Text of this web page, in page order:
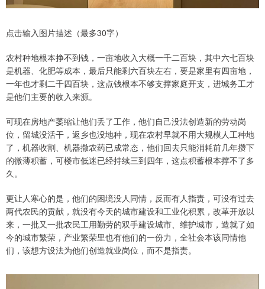
点击输入图片描述（最多30字）
农村种地根本挣不到钱，一亩地收入大概一千二百块，其中六七百块
是机器、化肥等成本，最后只能剩六百块左右，要是家里有四亩地，
一年也才剩二千四百块，这点钱根本不够支撑家庭开支，进城务工才
是他们主要的收入来源。
可现在房地产萎缩让他们丢了工作，他们自己没法创造新的劳动岗
位，留城没活干，返乡也没地种，现在农村早就不用大规模人工种地
了，机器收割、机器撒农药已成常态，他们回去只能消耗前几年攒下
的微薄积蓄，可楼市低迷已经持续三到四年，这点积蓄根本撑不了多
久。
更让人寒心的是，他们的困境没人同情，反而有人指责，可没有过去
两代农民的贡献，就没有今天的城市建设和工业化积累，改革开放以
来，一批又一批农民工用勤劳的双手建设城市、维护城市，造就了如
今的城市繁荣，产业繁荣里也有他们的一份力，全社会本该同情他
们，该想方设法为他们创造就业岗位，而不是指责。